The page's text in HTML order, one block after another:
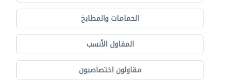
الحمامات والمطابخ
المقاول الأنسب
مقاولون اختصاصيون